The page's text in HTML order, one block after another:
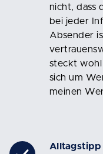
nicht, dass
bei jeder
Absender
steckt wohl
sich um
meinen
Alltagstipp